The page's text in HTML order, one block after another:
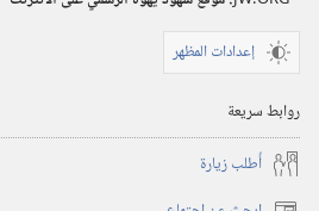
إعدادات المظهر
روابط سريعة
أُطلب زيارة